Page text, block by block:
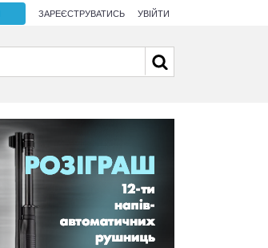
ЗАРЕЄСТРУВАТИСЬ УВІЙТИ